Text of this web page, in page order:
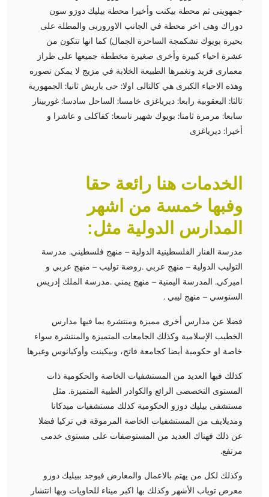
جمهويتى ثم محطة بيكنت وأخيرا محطة بيليك دوزو سون
دوراك وهى اخر محطة في الجانب الاوروربى والمطلة على
بحيرة بويوك تشكمجة الساحرة الجمال) كما انها تتكون من
عشرة احياء كبيرة وأخرى صغيرة مخططة جميعها على طراز
معمارى فريد وتغمرها الطبيعة الخلابة في مزيج لا يمكن تصوره
وهذه الاحياء الكبرى هي كالتالى اولا: حى باريش ثانيا: الجمهورية
ثالثا: اليعقوبية رابعا: ديرياغزى خامسا: الساحل سادسا: غوربينار
سابعا: مرمرة ثامنا: بويوك شهير تاسعا: كفاكلى و عاشرا و
أخيرا: ديرياغزى
الخدمات هنا رائعة حقا
وفبها خمسة من اشهر
المدارس الدولية مثل:
مدرسة الفنار الفلسطينية الدولية – منهج فلسطيني. مدرسة
التوليب الدولية – منهج عربي .روضة توليب – منهج عربي و
اميركي. المدرسة اليمنية – منهج يمني .مدرسة الملك إدريس
السنوسي – منهج ليبي .
فضلا عن مدارس أخرى مميزة ومنتشرة بما فيها مدارس
الخطيب الإسلامية وكذلك الجامعات المتميزة والمنتشرة سواء
خاصة او حكومية أيضا كجامعة فاتح، وبيكينت وأوكيانوس وغيرها
كذلك فبها العديد من المستشفيات الخاصة والحكومية ذات
المستوى التخصصى الرائع والكوادر الطبية المتميزة. مثل
مستشفى بيليك دوزو الحكومية كذلك مستشفيات ميدكانا
ومديلايف من المستشفيات الخاصة المرموقة في تركيا فضلا
عن ذلك فهناك العديد من المستوصفات على مستوى خدمى
مرتفع.
وكذلك لكل من يهتم بالاعمال والمعارض فيوجد ببيليك دوزو
معرض توياب الأشهر وكذلك بها اكبر ميناء للحاويات وبها انتشار